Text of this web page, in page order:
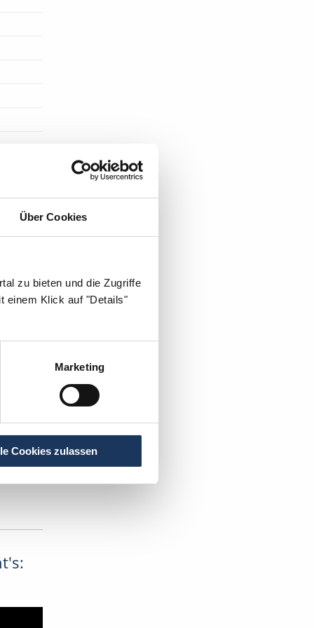
Über Cookies
zu bieten und die Zugriffe
einem Klick auf "Details"
Marketing
Cookies zulassen
DIE